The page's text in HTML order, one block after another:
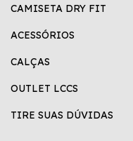
CAMISETA DRY FIT
ACESSÓRIOS
CALÇAS
OUTLET LCCS
TIRE SUAS DÚVIDAS